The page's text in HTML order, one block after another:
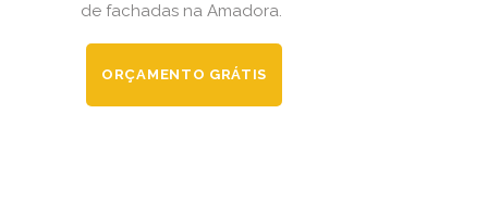
de fachadas na Amadora.
ORÇAMENTO GRÁTIS